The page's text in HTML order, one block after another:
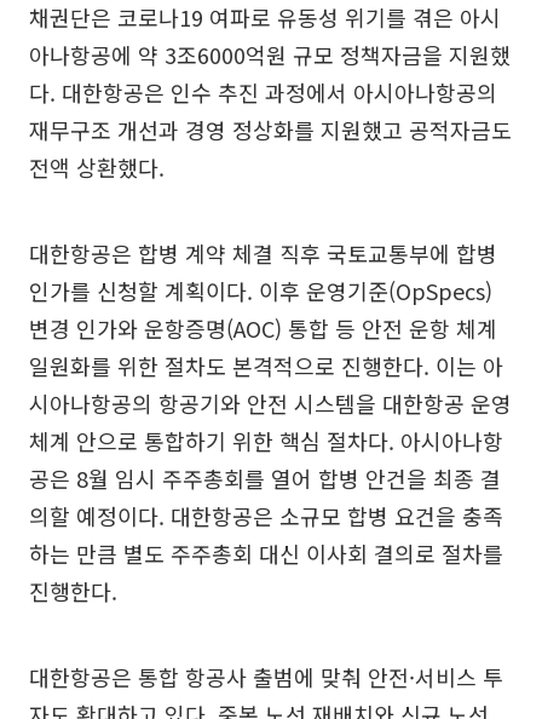
채권단은 코로나19 여파로 유동성 위기를 겪은 아시
아나항공에 약 3조6000억원 규모 정책자금을 지원했
다. 대한항공은 인수 추진 과정에서 아시아나항공의
재무구조 개선과 경영 정상화를 지원했고 공적자금도
전액 상환했다.
대한항공은 합병 계약 체결 직후 국토교통부에 합병
인가를 신청할 계획이다. 이후 운영기준(OpSpecs)
변경 인가와 운항증명(AOC) 통합 등 안전 운항 체계
일원화를 위한 절차도 본격적으로 진행한다. 이는 아
시아나항공의 항공기와 안전 시스템을 대한항공 운영
체계 안으로 통합하기 위한 핵심 절차다. 아시아나항
공은 8월 임시 주주총회를 열어 합병 안건을 최종 결
의할 예정이다. 대한항공은 소규모 합병 요건을 충족
하는 만큼 별도 주주총회 대신 이사회 결의로 절차를
진행한다.
대한항공은 통합 항공사 출범에 맞춰 안전·서비스 투